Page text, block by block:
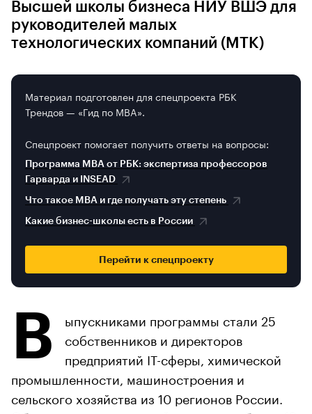
Высшей школы бизнеса НИУ ВШЭ для
руководителей малых
технологических компаний (МТК)
Материал подготовлен для спецпроекта РБК
Трендов — «Гид по MBA».
Спецпроект помогает получить ответы на вопросы:
Программа MBA от РБК: экспертиза профессоров
Гарварда и INSEAD
Что такое MBA и где получать эту степень
Какие бизнес-школы есть в России
Перейти к спецпроекту
В
ыпускниками программы стали 25
собственников и директоров
предприятий IT-сферы, химической
промышленности, машиностроения и
сельского хозяйства из 10 регионов России.